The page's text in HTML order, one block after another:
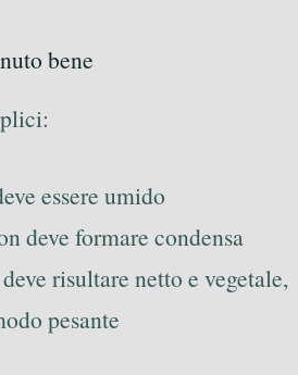
bene
essere umido
deve formare condensa
deve risultare netto e vegetale,
pesante